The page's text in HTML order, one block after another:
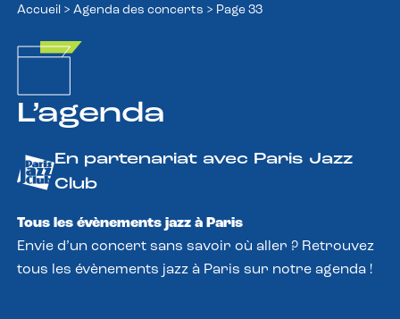
Accueil > Agenda des concerts > Page 33
L’agenda
En partenariat avec Paris Jazz
Club
Tous les évènements jazz à Paris
Envie d’un concert sans savoir où aller ? Retrouvez
tous les évènements jazz à Paris sur notre agenda !